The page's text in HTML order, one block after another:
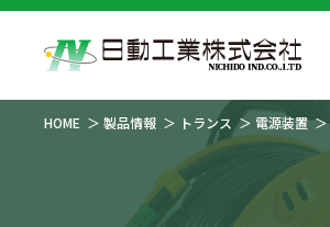
HOME 製品情報 トランス 電源装置